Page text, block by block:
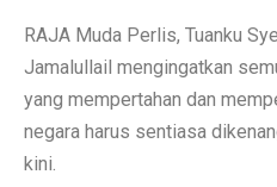
RAJA Muda Perlis, Tuanku
Jamalullail mengingatkan
yang mempertahan dan
negara harus sentiasa
kini.